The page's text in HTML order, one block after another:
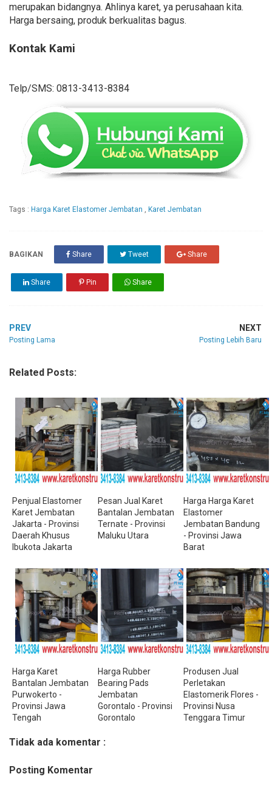
merupakan bidangnya. Ahlinya karet, ya perusahaan kita.
Harga bersaing, produk berkualitas bagus.
Kontak Kami
Telp/SMS: 0813-3413-8384
Tags : Harga Karet Elastomer Jembatan Karet Jembatan
BAGIKAN Share Tweet Share
Share Pin Share
PREV
Posting Lama
NEXT
Posting Lebih Baru
Related Posts:
Penjual Elastomer
Karet Jembatan
Jakarta - Provinsi
Daerah Khusus
Ibukota Jakarta
Pesan Jual Karet
Bantalan Jembatan
Ternate - Provinsi
Maluku Utara
Harga Harga Karet
Elastomer
Jembatan Bandung
- Provinsi Jawa
Barat
Harga Karet
Bantalan Jembatan
Purwokerto -
Provinsi Jawa
Tengah
Harga Rubber
Bearing Pads
Jembatan
Gorontalo - Provinsi
Gorontalo
Produsen Jual
Perletakan
Elastomerik Flores -
Provinsi Nusa
Tenggara Timur
Tidak ada komentar :
Posting Komentar